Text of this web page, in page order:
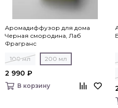
Аромадиффузор для дома
Черная смородина, Лаб
Фрагранс
100 мл 200 мл
2 990 ₽
В корзину